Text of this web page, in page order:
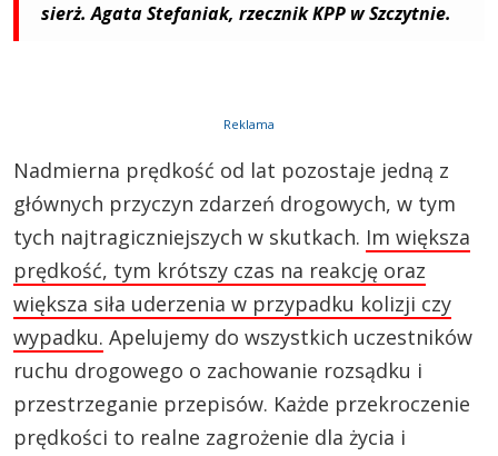
sierż. Agata Stefaniak, rzecznik KPP w Szczytnie.
Reklama
Nadmierna prędkość od lat pozostaje jedną z
głównych przyczyn zdarzeń drogowych, w tym
tych najtragiczniejszych w skutkach. Im większa
prędkość, tym krótszy czas na reakcję oraz
większa siła uderzenia w przypadku kolizji czy
wypadku. Apelujemy do wszystkich uczestników
ruchu drogowego o zachowanie rozsądku i
przestrzeganie przepisów. Każde przekroczenie
prędkości to realne zagrożenie dla życia i